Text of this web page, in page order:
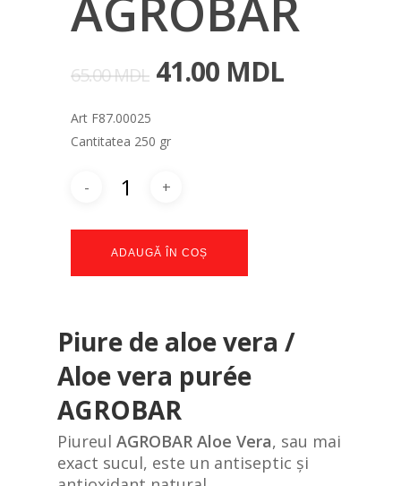
65.00MDL 41.00 MDL
Art F87.00025
Cantitatea 250 gr
ADAUGĂ ÎN COȘ
Piure de aloe vera /
Aloe vera purée
AGROBAR
Piureul AGROBAR Aloe Vera, sau mai
exact sucul, este un antiseptic și